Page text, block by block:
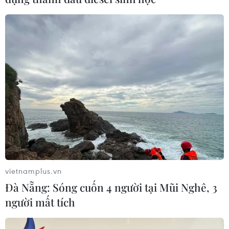
''Các ổ dịch COVID-19 trên cả nước đã
được kiểm soát tốt''
06/02/2021 08:51
"Với nỗ lực cao nhất của chính quyền, nhân dân cũng
như các lực lượng chống dịch tại tất cả các địa phương,
có thể nói cho đến hôm nay 6/2 tình hình dịch bệnh trên
cả nước đã được kiểm soát tốt."
vietnamplus.vn
Đà Nẵng: Sóng cuốn 4 người tại Mũi Nghê, 3
người mất tích